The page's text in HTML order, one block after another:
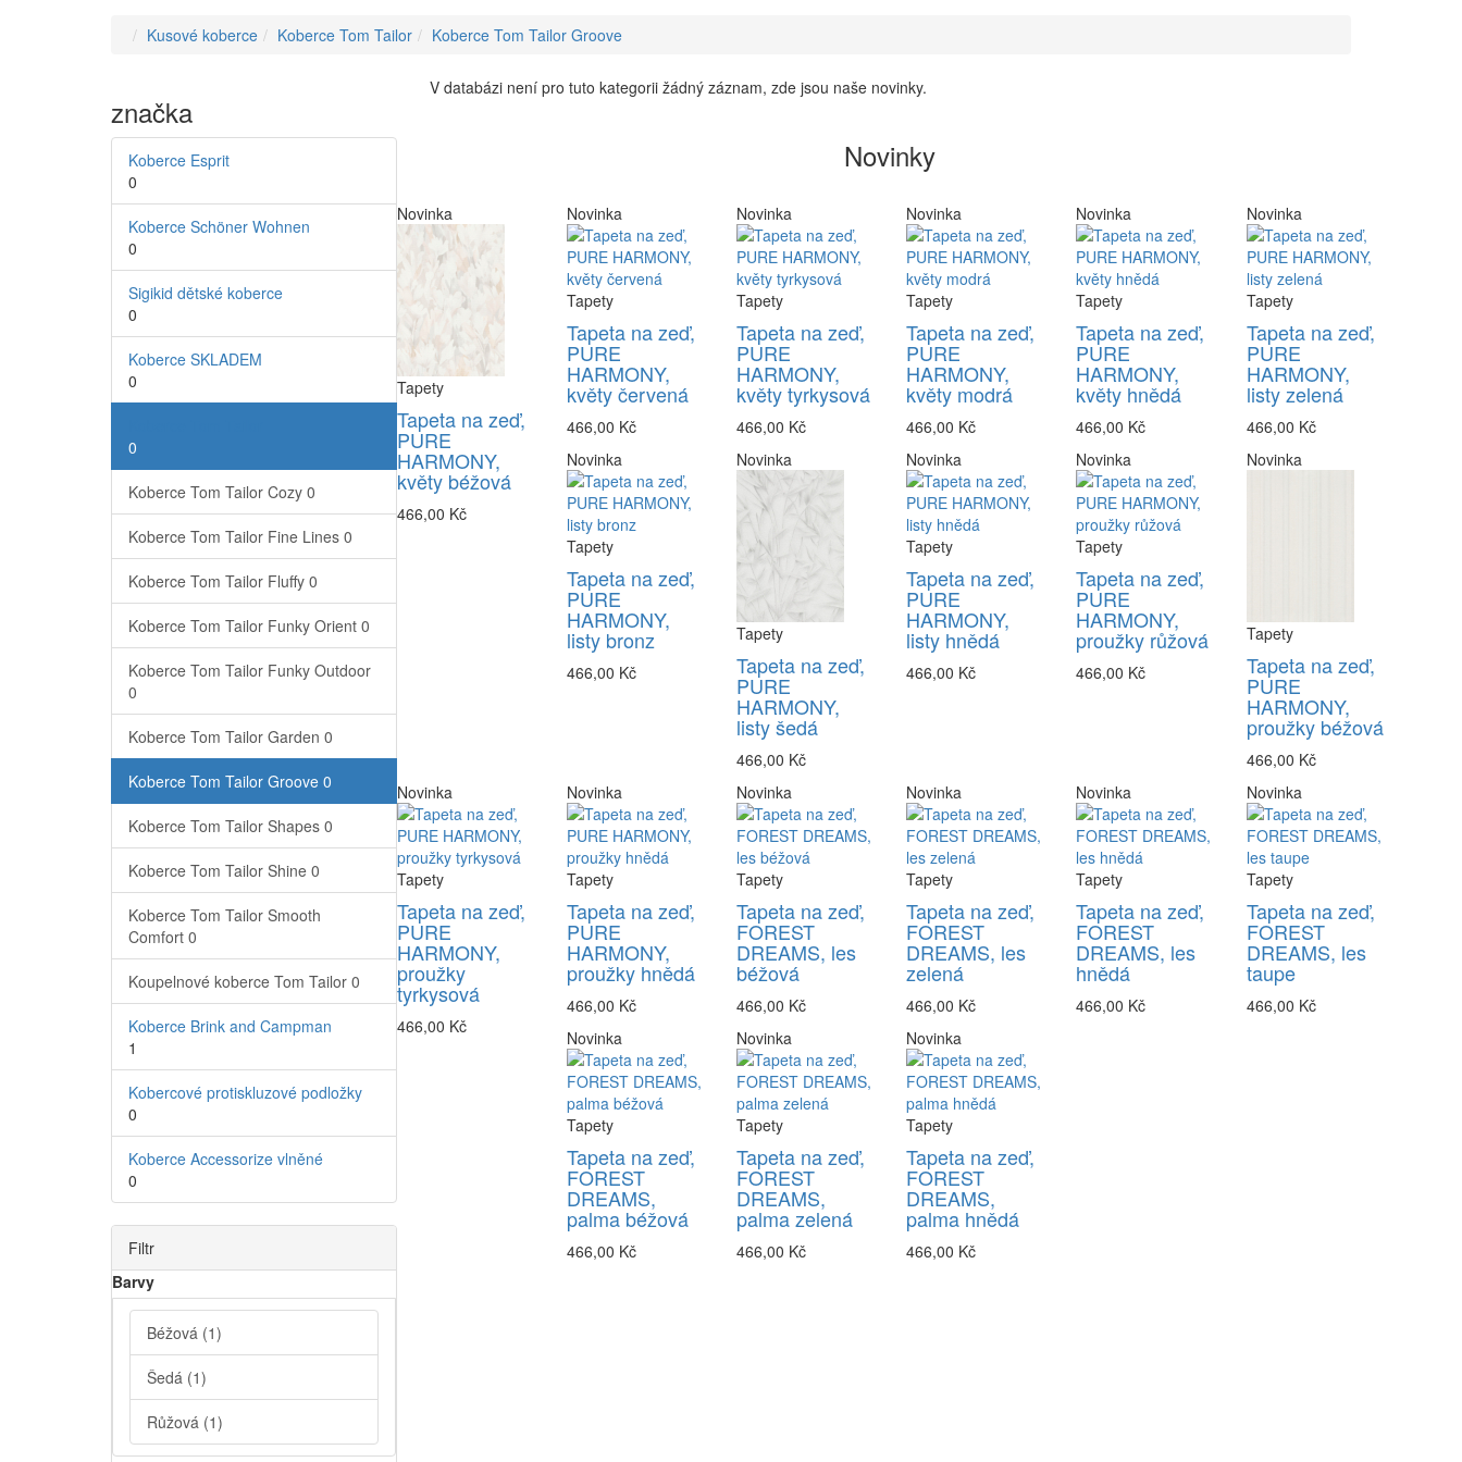
Kusové koberce Koberce Tom Tailor Koberce Tom Tailor Groove
značka
Koberce Esprit
0
Koberce Schöner Wohnen
0
Sigikid dětské koberce
0
Koberce SKLADEM
0
0
Koberce Tom Tailor Cozy 0
Koberce Tom Tailor Fine Lines 0
Koberce Tom Tailor Fluffy 0
Koberce Tom Tailor Funky Orient 0
Koberce Tom Tailor Funky Outdoor
0
Koberce Tom Tailor Garden 0
Koberce Tom Tailor Groove 0
Koberce Tom Tailor Shapes 0
Koberce Tom Tailor Shine 0
Koberce Tom Tailor Smooth
Comfort 0
Koupelnové koberce Tom Tailor 0
Koberce Brink and Campman
1
Kobercové protiskluzové podložky
0
Koberce Accessorize vlněné
0
Filtr
Barvy
Béžová (1)
Šedá (1)
Růžová (1)
V databázi není pro tuto kategorii žádný záznam, zde jsou naše novinky.
Novinky
Novinka
Tapety
Tapeta na zeď,
PURE
HARMONY,
květy béžová
466,00 Kč
Novinka
Tapety
Tapeta na zeď,
PURE
HARMONY,
květy červená
466,00 Kč
Novinka
Tapety
Tapeta na zeď,
PURE
HARMONY,
květy tyrkysová
466,00 Kč
Novinka
Tapety
Tapeta na zeď,
PURE
HARMONY,
květy modrá
466,00 Kč
Novinka
Tapety
Tapeta na zeď,
PURE
HARMONY,
květy hnědá
466,00 Kč
Novinka
Tapety
Tapeta na zeď,
PURE
HARMONY,
listy zelená
466,00 Kč
Novinka
Tapety
Tapeta na zeď,
PURE
HARMONY,
listy bronz
466,00 Kč
Novinka
Tapety
Tapeta na zeď,
PURE
HARMONY,
listy šedá
466,00 Kč
Novinka
Tapety
Tapeta na zeď,
PURE
HARMONY,
listy hnědá
466,00 Kč
Novinka
Tapety
Tapeta na zeď,
PURE
HARMONY,
proužky růžová
466,00 Kč
Novinka
Tapety
Tapeta na zeď,
PURE
HARMONY,
proužky béžová
466,00 Kč
Novinka
Tapety
Tapeta na zeď,
PURE
HARMONY,
proužky
tyrkysová
466,00 Kč
Novinka
Tapety
Tapeta na zeď,
PURE
HARMONY,
proužky hnědá
466,00 Kč
Novinka
Tapety
Tapeta na zeď,
FOREST
DREAMS, les
béžová
466,00 Kč
Novinka
Tapety
Tapeta na zeď,
FOREST
DREAMS, les
zelená
466,00 Kč
Novinka
Tapety
Tapeta na zeď,
FOREST
DREAMS, les
hnědá
466,00 Kč
Novinka
Tapety
Tapeta na zeď,
FOREST
DREAMS, les
taupe
466,00 Kč
Novinka
Tapety
Tapeta na zeď,
FOREST
DREAMS,
palma béžová
466,00 Kč
Novinka
Tapety
Tapeta na zeď,
FOREST
DREAMS,
palma zelená
466,00 Kč
Novinka
Tapety
Tapeta na zeď,
FOREST
DREAMS,
palma hnědá
466,00 Kč